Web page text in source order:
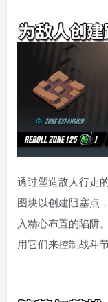
透过塑造敌人行走
图块以创建阻塞点
入精心布置的陷阱
用它们来控制战斗